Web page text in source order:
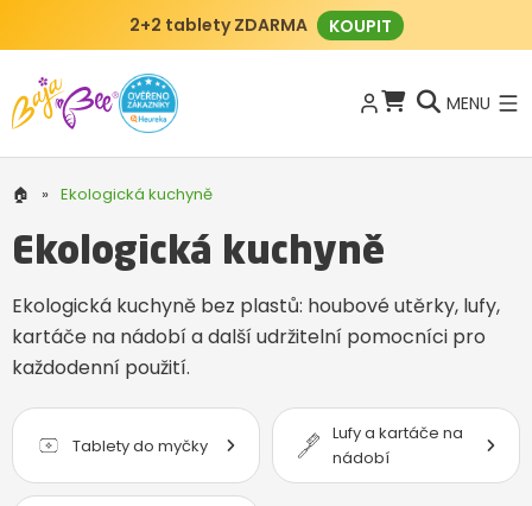
2+2 tablety ZDARMA KOUPIT
MENU
🏠 » Ekologická kuchyně
Ekologická kuchyně
Ekologická kuchyně bez plastů: houbové utěrky, lufy,
kartáče na nádobí a další udržitelní pomocníci pro
každodenní použití.
Tablety do myčky
Lufy a kartáče na
nádobí